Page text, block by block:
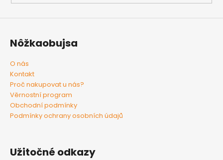
Nôžkaobujsa
O nás
Kontakt
Proč nakupovat u nás?
Věrnostní program
Obchodní podmínky
Podmínky ochrany osobních údajů
Užitočné odkazy